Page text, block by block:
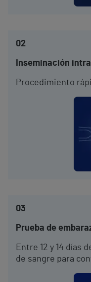
02
Inseminación
Procedimiento
03
Prueba de
Entre 12 y 14 días
de sangre para